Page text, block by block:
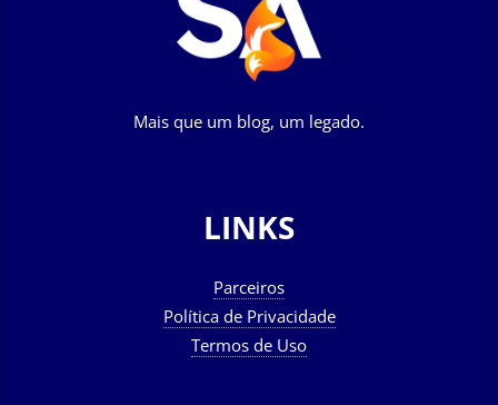
Mais que um blog, um legado.
LINKS
Parceiros
Política de Privacidade
Termos de Uso